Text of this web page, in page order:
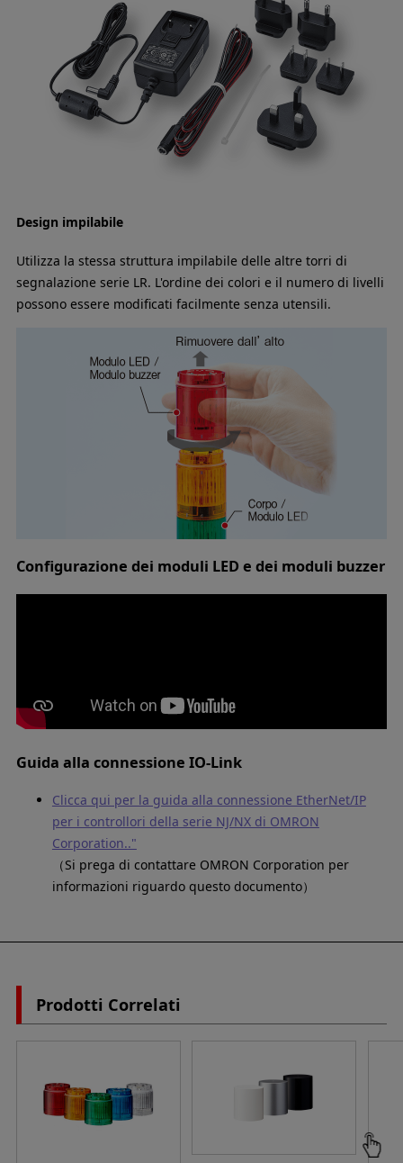
Design impilabile
Utilizza la stessa struttura impilabile delle altre torri di
segnalazione serie LR. L'ordine dei colori e il numero di livelli
possono essere modificati facilmente senza utensili.
Configurazione dei moduli LED e dei moduli buzzer
Guida alla connessione IO-Link
Clicca qui per la guida alla connessione EtherNet/IP
per i controllori della serie NJ/NX di OMRON
Corporation.."
（Si prega di contattare OMRON Corporation per
informazioni riguardo questo documento）
Prodotti Correlati